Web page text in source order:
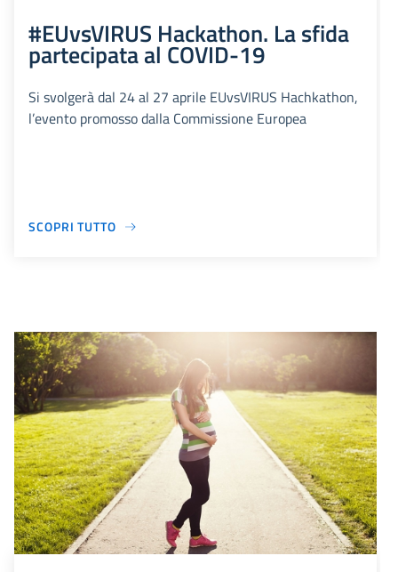
#EUvsVIRUS Hackathon. La sfida
partecipata al COVID-19
Si svolgerà dal 24 al 27 aprile EUvsVIRUS Hachkathon,
l’evento promosso dalla Commissione Europea
SCOPRI TUTTO